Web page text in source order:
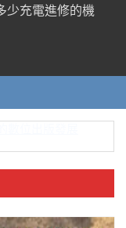
少充電進修的機